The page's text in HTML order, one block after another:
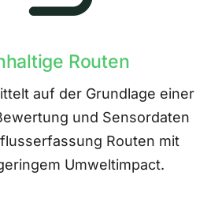
Routen
auf der Grundlage einer
und Sensordaten
Routen mit
Umweltimpact.